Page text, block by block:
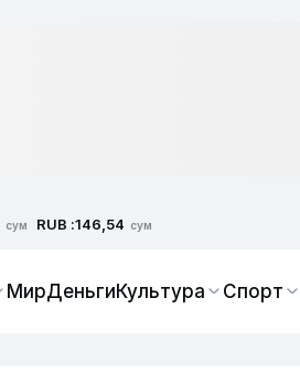
сум RUB :146,54 сум
МирДеньгиКультура Спорт